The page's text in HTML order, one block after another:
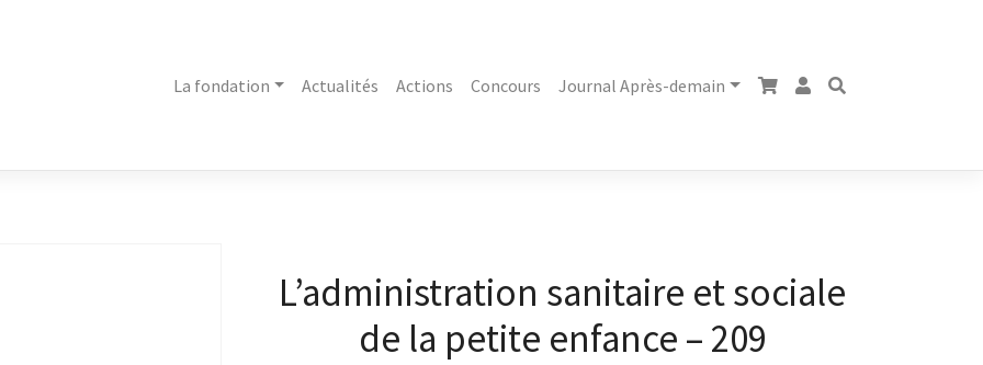
La fondation Actualités Actions Concours Journal Après-demain
L’administration sanitaire et sociale
de la petite enfance – 209